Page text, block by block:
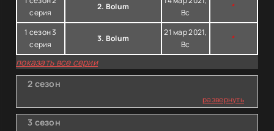
серия
2. Bolum
Вс
*
1 сезон 3
серия
3. Bolum
21 мар 2021,
Вс
*
показать все серии
2 сезон
развернуть
3 сезон